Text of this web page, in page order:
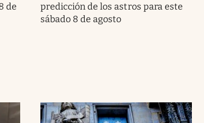
de
predicción de los astros para este
sábado 8 de agosto